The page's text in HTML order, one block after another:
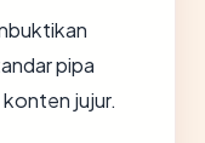
pipa
jujur.